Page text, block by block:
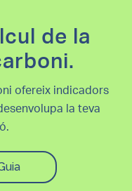
de la
ofereix indicadors
la teva